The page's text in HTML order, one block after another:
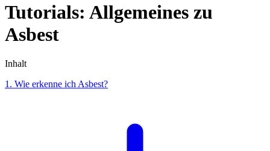
Tutorials: Allgemeines zu
Asbest
Inhalt
1. Wie erkenne ich Asbest?